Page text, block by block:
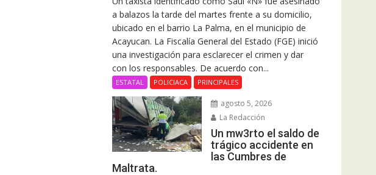
a balazos la tarde del martes frente a su domicilio,
ubicado en el barrio La Palma, en el municipio de
Acayucan. La Fiscalía General del Estado (FGE) inició
una investigación para esclarecer el crimen y dar
con los responsables. De acuerdo con...
ESTATAL POLICIACA PRINCIPALES
agosto 5, 2026
La Redacción
Un mw3rto el saldo de
trágico accidente en
las Cumbres de
Maltrata.